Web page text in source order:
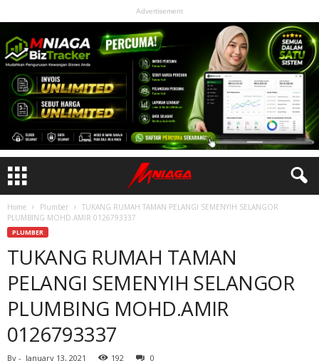
Advertisement
Home Plumber
TUKANG RUMAH TAMAN PELANGI SEMENYIH SELANGOR
PLUMBING MOHD.AMIR 0126793337
PLUMBER
TUKANG RUMAH TAMAN
PELANGI SEMENYIH SELANGOR
PLUMBING MOHD.AMIR
0126793337
By - January 13, 2021 192 0